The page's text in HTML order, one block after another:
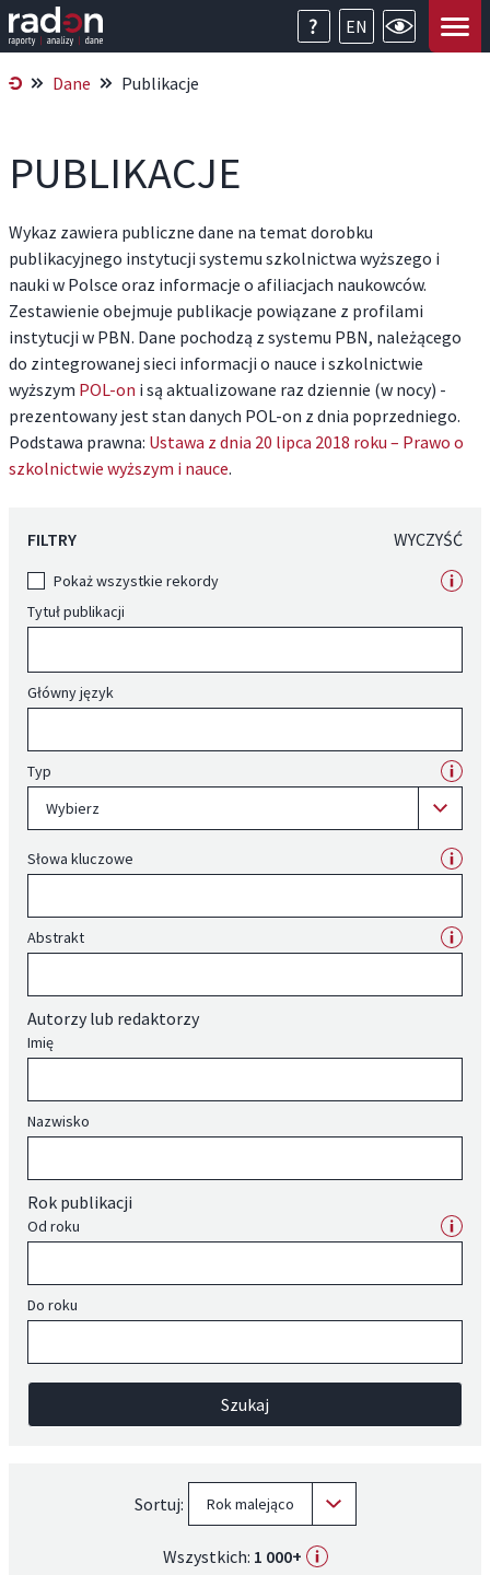
EN
Dane Publikacje
PUBLIKACJE
Wykaz zawiera publiczne dane na temat dorobku
publikacyjnego instytucji systemu szkolnictwa wyższego i
nauki w Polsce oraz informacje o afiliacjach naukowców.
Zestawienie obejmuje publikacje powiązane z profilami
instytucji w PBN. Dane pochodzą z systemu PBN, należącego
do zintegrowanej sieci informacji o nauce i szkolnictwie
wyższym POL-on i są aktualizowane raz dziennie (w nocy) -
prezentowany jest stan danych POL-on z dnia poprzedniego.
Podstawa prawna: Ustawa z dnia 20 lipca 2018 roku – Prawo o
szkolnictwie wyższym i nauce.
FILTRY WYCZYŚĆ
Pokaż wszystkie rekordy
Tytuł publikacji
Główny język
Typ
Wybierz
Słowa kluczowe
Abstrakt
Autorzy lub redaktorzy
Imię
Nazwisko
Rok publikacji
Od roku
Do roku
Szukaj
Sortuj: Rok malejąco
Wszystkich: 1 000+